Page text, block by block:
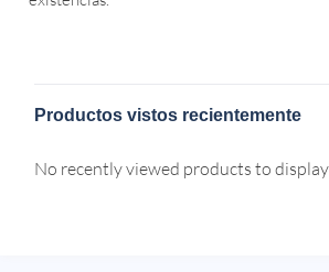
Productos vistos recientemente
No recently viewed products to display